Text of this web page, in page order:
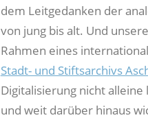
dem Leitgedanken der
von jung bis alt. Und
Rahmen eines
Stadt- und Stiftsarchivs
Digitalisierung nicht
und weit darüber hinaus